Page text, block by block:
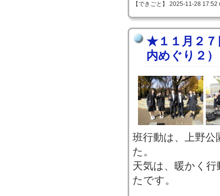
【できごと】 2025-11-28
★１１月２７
内めぐり２）
班行動は、上野
た。
天気は、暖かく
たです。